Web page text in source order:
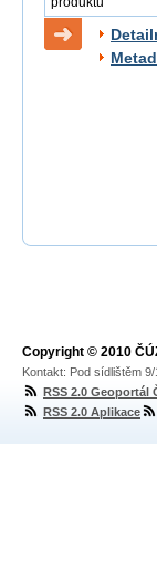
Copyright © 2010
Kontakt: Pod sídlištěm
RSS 2.0 Geoportál
RSS 2.0 Aplikace